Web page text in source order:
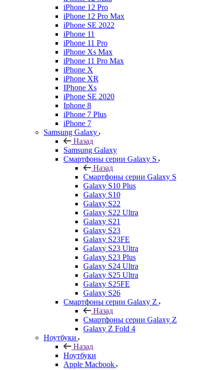
iPhone 12 Pro
iPhone 12 Pro Max
iPhone SE 2022
iPhone 11
iPhone 11 Pro
iPhone Xs Max
iPhone 11 Pro Max
iPhone X
iPhone XR
IPhone Xs
iPhone SE 2020
Iphone 8
iPhone 7 Plus
iPhone 7
Samsung Galaxy
Назад
Samsung Galaxy
Смартфоны серии Galaxy S
Назад
Смартфоны серии Galaxy S
Galaxy S10 Plus
Galaxy S10
Galaxy S22
Galaxy S22 Ultra
Galaxy S21
Galaxy S23
Galaxy S23FE
Galaxy S23 Ultra
Galaxy S23 Plus
Galaxy S24 Ultra
Galaxy S25 Ultra
Galaxy S25FE
Galaxy S26
Смартфоны серии Galaxy Z
Назад
Смартфоны серии Galaxy Z
Galaxy Z Fold 4
Ноутбуки
Назад
Ноутбуки
Apple Macbook